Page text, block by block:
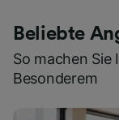
Beliebte
So machen Sie
Besonderem